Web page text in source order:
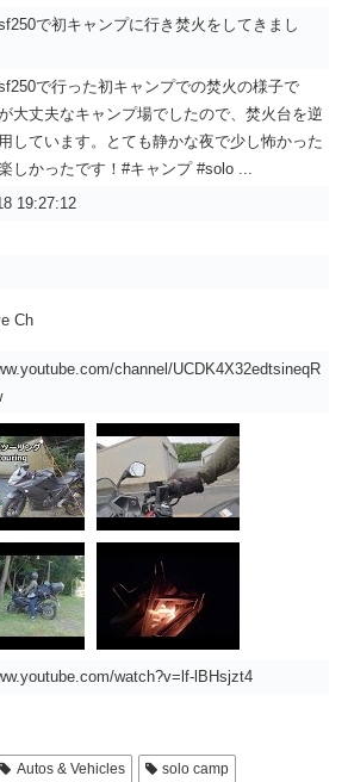
で初キャンプに行き焚火をしてきまし
で行った初キャンプでの焚火の様子で
大丈夫なキャンプ場でしたので、焚火台を逆
しています。とても静かな夜で少し怖かった
しかったです！#キャンプ #solo ...
19:27:12
Ch
channel/UCDK4X32edtsineqR
watch?v=lf-lBHsjzt4
Autos & Vehicles
solo camp